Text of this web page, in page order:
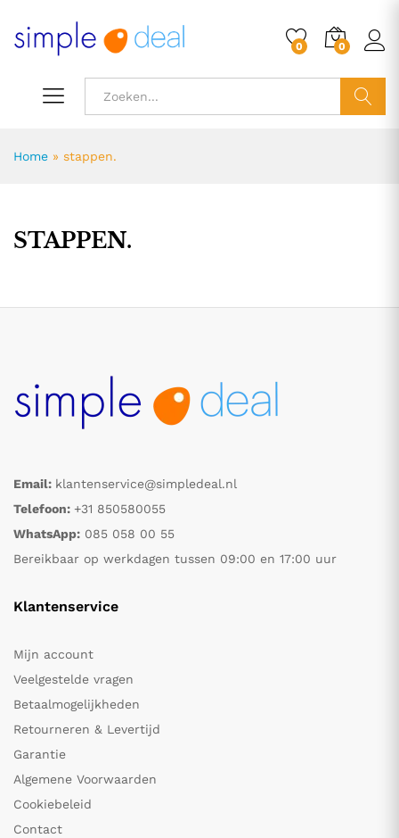
0 0
Home » stappen.
STAPPEN.
Email: klantenservice@simpledeal.nl
Telefoon: +31 850580055
WhatsApp: 085 058 00 55
Bereikbaar op werkdagen tussen 09:00 en 17:00 uur
Klantenservice
Mijn account
Veelgestelde vragen
Betaalmogelijkheden
Retourneren & Levertijd
Garantie
Algemene Voorwaarden
Cookiebeleid
Contact